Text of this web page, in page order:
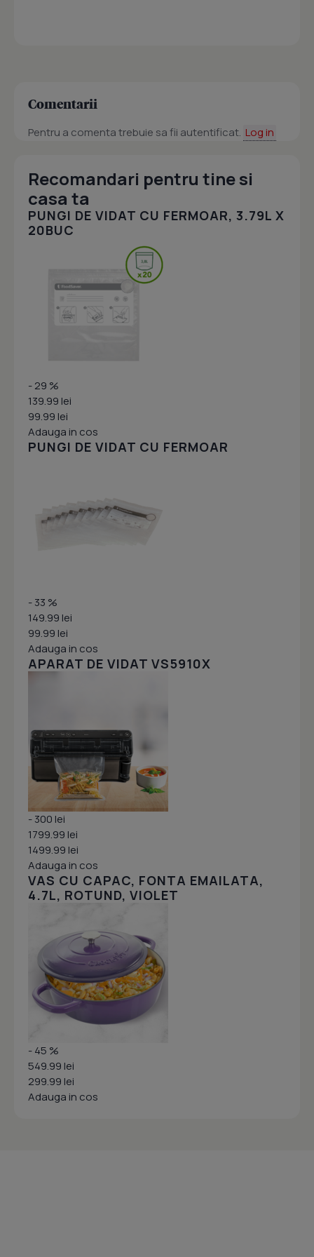
Comentarii
Pentru a comenta trebuie sa fii autentificat. Log in
Recomandari pentru tine si
casa ta
PUNGI DE VIDAT CU FERMOAR, 3.79L X
20BUC
- 29 %
139.99 lei
99.99 lei
Adauga in cos
PUNGI DE VIDAT CU FERMOAR
- 33 %
149.99 lei
99.99 lei
Adauga in cos
APARAT DE VIDAT VS5910X
- 300 lei
1799.99 lei
1499.99 lei
Adauga in cos
VAS CU CAPAC, FONTA EMAILATA,
4.7L, ROTUND, VIOLET
- 45 %
549.99 lei
299.99 lei
Adauga in cos